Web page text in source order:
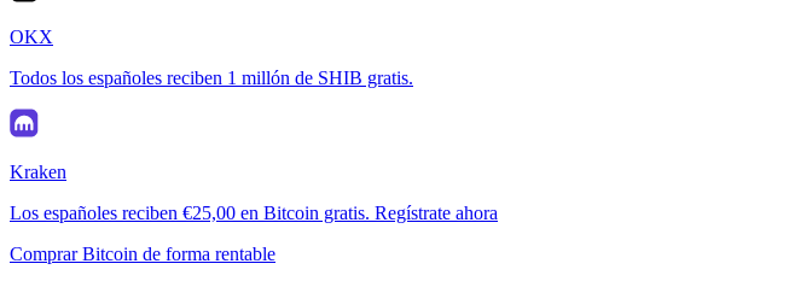
OKX
Todos los españoles reciben 1 millón de SHIB gratis.
Kraken
Los españoles reciben €25,00 en Bitcoin gratis. Regístrate ahora
Comprar Bitcoin de forma rentable